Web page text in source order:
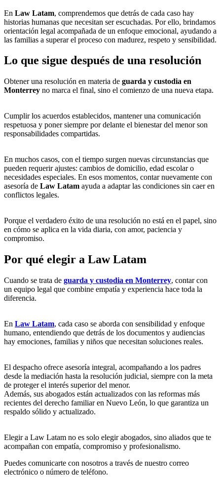
En Law Latam, comprendemos que detrás de cada caso hay
historias humanas que necesitan ser escuchadas. Por ello, brindamos
orientación legal acompañada de un enfoque emocional, ayudando a
las familias a superar el proceso con madurez, respeto y sensibilidad.
Lo que sigue después de una resolución
Obtener una resolución en materia de guarda y custodia en
Monterrey no marca el final, sino el comienzo de una nueva etapa.
Cumplir los acuerdos establecidos, mantener una comunicación
respetuosa y poner siempre por delante el bienestar del menor son
responsabilidades compartidas.
En muchos casos, con el tiempo surgen nuevas circunstancias que
pueden requerir ajustes: cambios de domicilio, edad escolar o
necesidades especiales. En esos momentos, contar nuevamente con
asesoría de Law Latam ayuda a adaptar las condiciones sin caer en
conflictos legales.
Porque el verdadero éxito de una resolución no está en el papel, sino
en cómo se aplica en la vida diaria, con amor, paciencia y
compromiso.
Por qué elegir a Law Latam
Cuando se trata de guarda y custodia en Monterrey, contar con
un equipo legal que combine empatía y experiencia hace toda la
diferencia.
En Law Latam, cada caso se aborda con sensibilidad y enfoque
humano, entendiendo que detrás de los documentos y audiencias
hay emociones, familias y niños que necesitan soluciones reales.
El despacho ofrece asesoría integral, acompañando a los padres
desde la mediación hasta la resolución judicial, siempre con la meta
de proteger el interés superior del menor.
Además, sus abogados están actualizados con las reformas más
recientes del derecho familiar en Nuevo León, lo que garantiza un
respaldo sólido y actualizado.
Elegir a Law Latam no es solo elegir abogados, sino aliados que te
acompañan con empatía, compromiso y profesionalismo.
Puedes comunicarte con nosotros a través de nuestro correo
electrónico o número de teléfono.